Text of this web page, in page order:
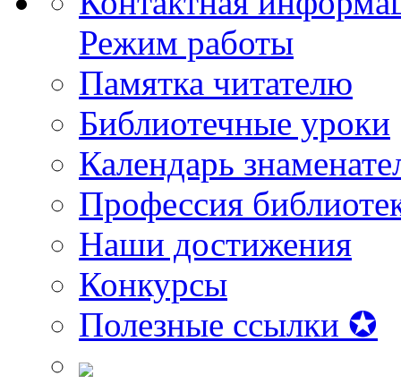
Режим работы
Памятка читателю
Библиотечные уроки
Календарь
Профессия
Наши достижения
Конкурсы
Полезные ссылки ✪